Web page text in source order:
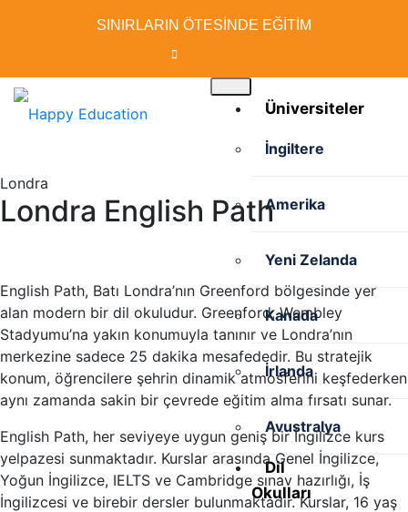
SINIRLARIN ÖTESİNDE EĞİTİM
Üniversiteler
İngiltere
Amerika
Yeni Zelanda
Kanada
İrlanda
Avustralya
Dil
Okulları
Londra
Londra English Path
English Path, Batı Londra’nın Greenford bölgesinde yer
alan modern bir dil okuludur. Greenford, Wembley
Stadyumu’na yakın konumuyla tanınır ve Londra’nın
merkezine sadece 25 dakika mesafededir. Bu stratejik
konum, öğrencilere şehrin dinamik atmosferini keşfederken
aynı zamanda sakin bir çevrede eğitim alma fırsatı sunar.
English Path, her seviyeye uygun geniş bir İngilizce kurs
yelpazesi sunmaktadır. Kurslar arasında Genel İngilizce,
Yoğun İngilizce, IELTS ve Cambridge sınav hazırlığı, İş
İngilizcesi ve birebir dersler bulunmaktadır. Kurslar, 16 yaş